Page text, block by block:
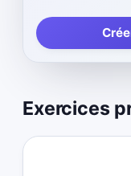
Exercices